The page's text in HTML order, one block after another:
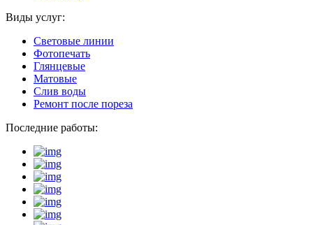
Виды услуг:
Световые линии
Фотопечать
Глянцевые
Матовые
Слив воды
Ремонт после пореза
Последние работы: